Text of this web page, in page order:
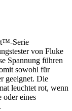
Serie
von Fluke
Spannung führen
sowohl für
geeignet. Die
leuchtet rot, wenn
oder eines